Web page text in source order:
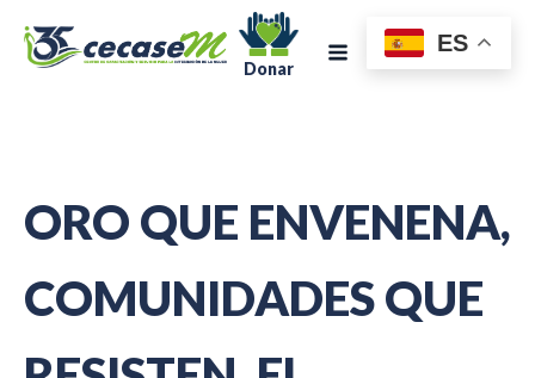
Donar
ES
ORO QUE ENVENENA,
COMUNIDADES QUE